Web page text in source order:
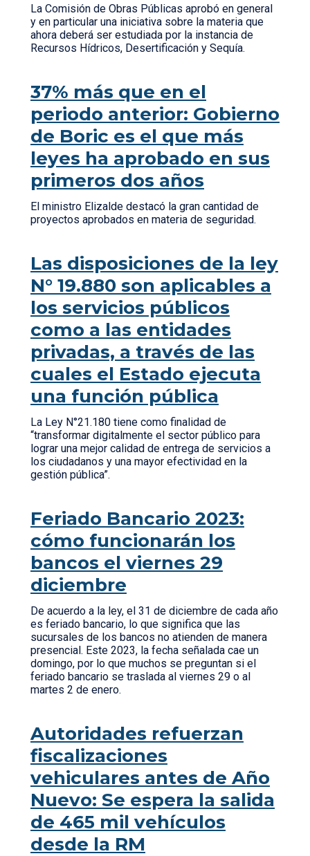
La Comisión de Obras Públicas aprobó en general
y en particular una iniciativa sobre la materia que
ahora deberá ser estudiada por la instancia de
Recursos Hídricos, Desertificación y Sequía.
37% más que en el
periodo anterior: Gobierno
de Boric es el que más
leyes ha aprobado en sus
primeros dos años
El ministro Elizalde destacó la gran cantidad de
proyectos aprobados en materia de seguridad.
Las disposiciones de la ley
N° 19.880 son aplicables a
los servicios públicos
como a las entidades
privadas, a través de las
cuales el Estado ejecuta
una función pública
La Ley N°21.180 tiene como finalidad de
“transformar digitalmente el sector público para
lograr una mejor calidad de entrega de servicios a
los ciudadanos y una mayor efectividad en la
gestión pública”.
Feriado Bancario 2023:
cómo funcionarán los
bancos el viernes 29
diciembre
De acuerdo a la ley, el 31 de diciembre de cada año
es feriado bancario, lo que significa que las
sucursales de los bancos no atienden de manera
presencial. Este 2023, la fecha señalada cae un
domingo, por lo que muchos se preguntan si el
feriado bancario se traslada al viernes 29 o al
martes 2 de enero.
Autoridades refuerzan
fiscalizaciones
vehiculares antes de Año
Nuevo: Se espera la salida
de 465 mil vehículos
desde la RM